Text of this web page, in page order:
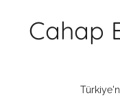
Cahap